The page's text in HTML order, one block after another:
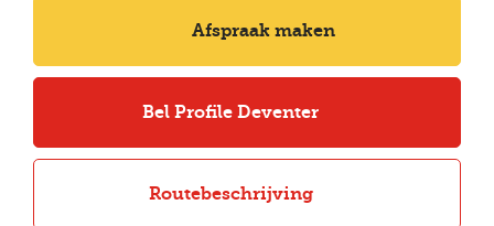
Afspraak maken
Bel Profile Deventer
Routebeschrijving